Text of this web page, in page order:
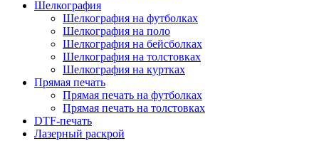
Шелкография
Шелкография на футболках
Шелкография на поло
Шелкография на бейсболках
Шелкография на толстовках
Шелкография на куртках
Прямая печать
Прямая печать на футболках
Прямая печать на толстовках
DTF-печать
Лазерный раскрой